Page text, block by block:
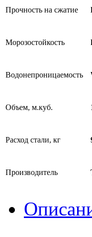
Прочность на сжатие
Морозостойкость
Водонепроницаемость
Объем, м.куб.
Расход стали, кг
Производитель